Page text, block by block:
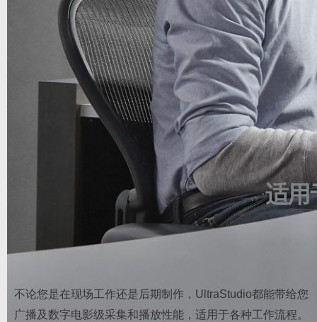
适用
不论您是在现场工作还是后期制作，UltraStudio都能带给您
广播及数字电影级采集和播放性能，适用于各种工作流程。